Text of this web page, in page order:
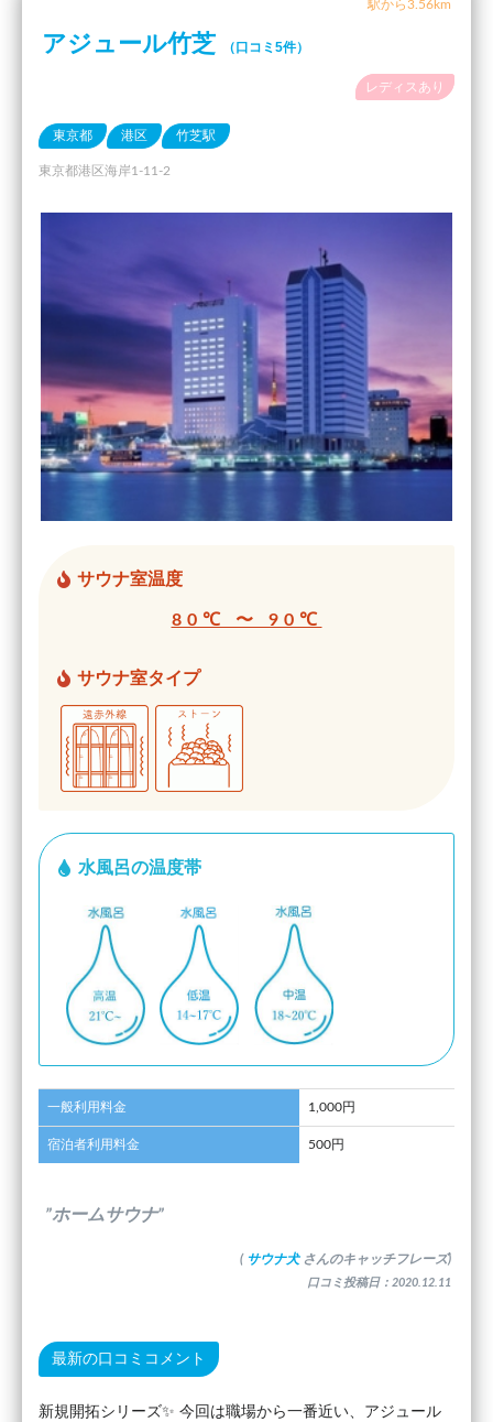
駅から3.56km
アジュール竹芝 （口コミ5件）
レディスあり
東京都 港区 竹芝駅
東京都港区海岸1-11-2
サウナ室温度
80℃ 〜 90℃
サウナ室タイプ
水風呂の温度帯
一般利用料金 1,000円
宿泊者利用料金 500円
”ホームサウナ”
( サウナ犬 さんのキャッチフレーズ)
口コミ投稿日：2020.12.11
最新の口コミコメント
新規開拓シリーズ✨ 今回は職場から一番近い、アジュール